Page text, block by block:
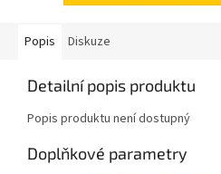
Popis Diskuze
Detailní popis produktu
Popis produktu není dostupný
Doplňkové parametry